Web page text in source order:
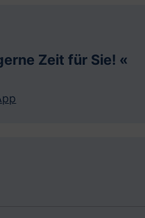
Zeit für Sie! «